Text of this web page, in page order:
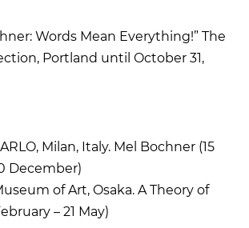
Words Mean Everything!” The
Portland until October 31,
Milan, Italy. Mel Bochner (15
December)
of Art, Osaka. A Theory of
– 21 May)